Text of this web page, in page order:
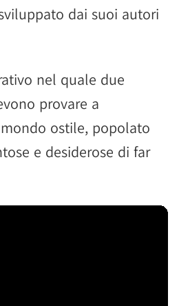
dai suoi autori
nel quale due
provare a
ostile, popolato
e desiderose di far